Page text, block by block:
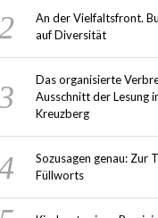
An der Vielfaltsfront.
auf Diversität
Das organisierte
Ausschnitt der Lesung
Kreuzberg
Sozusagen genau: Zur
Füllworts